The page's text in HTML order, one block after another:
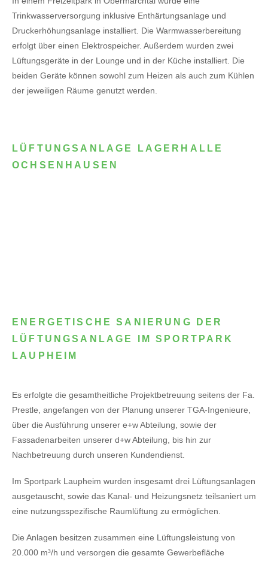
Trinkwasserversorgung inklusive Enthärtungsanlage und
Druckerhöhungsanlage installiert. Die Warmwasserbereitung
erfolgt über einen Elektrospeicher. Außerdem wurden zwei
Lüftungsgeräte in der Lounge und in der Küche installiert. Die
beiden Geräte können sowohl zum Heizen als auch zum Kühlen
der jeweiligen Räume genutzt werden.
LÜFTUNGSANLAGE LAGERHALLE
OCHSENHAUSEN
ENERGETISCHE SANIERUNG DER
LÜFTUNGSANLAGE IM SPORTPARK
LAUPHEIM
Es erfolgte die gesamtheitliche Projektbetreuung seitens der Fa.
Prestle, angefangen von der Planung unserer TGA-Ingenieure,
über die Ausführung unserer e+w Abteilung, sowie der
Fassadenarbeiten unserer d+w Abteilung, bis hin zur
Nachbetreuung durch unseren Kundendienst.
Im Sportpark Laupheim wurden insgesamt drei Lüftungsanlagen
ausgetauscht, sowie das Kanal- und Heizungsnetz teilsaniert um
eine nutzungsspezifische Raumlüftung zu ermöglichen.
Die Anlagen besitzen zusammen eine Lüftungsleistung von
20.000 m³/h und versorgen die gesamte Gewerbefläche